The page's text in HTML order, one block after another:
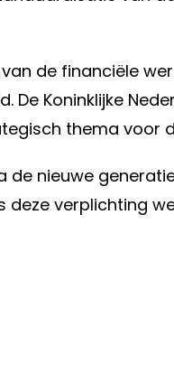
de financiële
Koninklijke
thema voor
nieuwe
verplichting